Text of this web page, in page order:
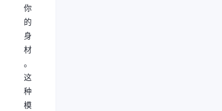
你
的
身
材
。
这
种
模